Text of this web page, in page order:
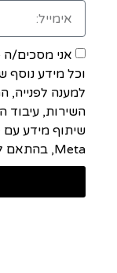
אני מסכים/ה
וכל מידע
למענה לפנייה,
השירות, עיבוד
Meta, בהתאם ל